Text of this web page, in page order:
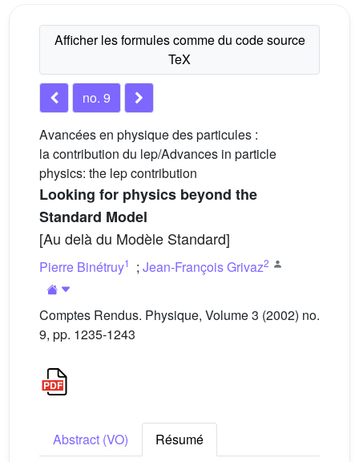
no. 9
Avancées en physique des particules :
la contribution du lep/Advances in particle
physics: the lep contribution
Looking for physics beyond the
Standard Model
[Au delà du Modèle Standard]
Pierre Binétruy1 ; Jean-François Grivaz2
Comptes Rendus. Physique, Volume 3 (2002) no.
9, pp. 1235-1243
Abstract (VO)
Résumé